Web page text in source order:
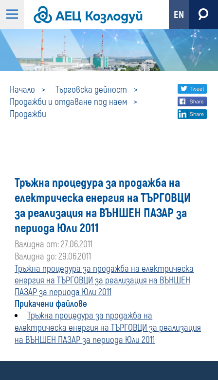
EN
Начало
Търговска дейност
Продажби и отдаване под наем
Продажби
ПродажбиShare
social
Тръжна процедура за продажба на
електрическа енергия на ТЪРГОВЦИ
за реализация на ВЪНШЕН ПАЗАР за
периода Юли 2011
Валидна от: 27.06.2011
Валидна до: 29.06.2011
Тръжна процедура за продажба на електрическа
енергия на ТЪРГОВЦИ за реализация на ВЪНШЕН
ПАЗАР за периода Юли 2011
Прикачени файлове
Тръжна процедура за продажба на
електрическа енергия на ТЪРГОВЦИ за реализация
на ВЪНШЕН ПАЗАР за периода Юли 2011